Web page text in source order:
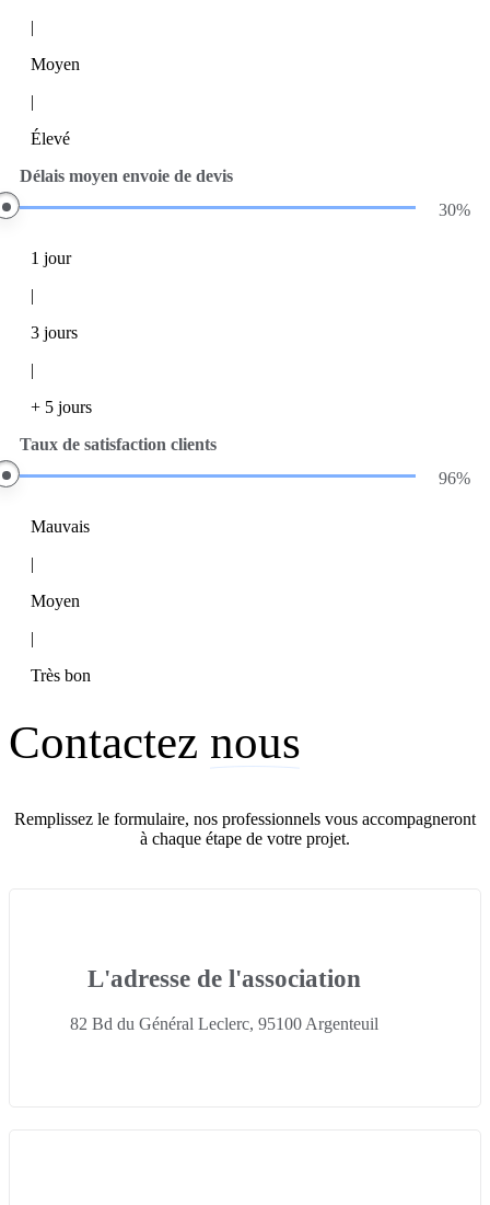
|
Moyen
|
Élevé
Délais moyen envoie de devis
30%
1 jour
|
3 jours
|
+ 5 jours
Taux de satisfaction clients
96%
Mauvais
|
Moyen
|
Très bon
Contactez nous
Remplissez le formulaire, nos professionnels vous accompagneront
à chaque étape de votre projet.
L'adresse de l'association
82 Bd du Général Leclerc, 95100 Argenteuil